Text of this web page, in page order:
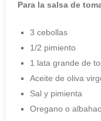
Para la salsa de
3 cebollas
1/2 pimiento
1 lata grande de
Aceite de oliva
Sal y pimienta
Oregano o